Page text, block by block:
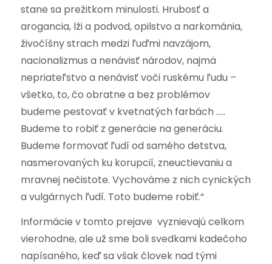
stane sa prežitkom minulosti. Hrubosť a
arogancia, lži a podvod, opilstvo a narkománia,
živočíšny strach medzi ľuďmi navzájom,
nacionalizmus a nenávisť národov, najmä
nepriateľstvo a nenávisť voči ruskému ľudu –
všetko, to, čo obratne a bez problémov
budeme pestovať v kvetnatých farbách …..
Budeme to robiť z generácie na generáciu.
Budeme formovať ľudí od samého detstva,
nasmerovaných ku korupcií, zneuctievaniu a
mravnej nečistote. Vychováme z nich cynických
a vulgárnych ľudí. Toto budeme robiť.“
Informácie v tomto prejave vyznievajú celkom
vierohodne, ale už sme boli svedkami kadečoho
napísaného, keď sa však človek nad tými